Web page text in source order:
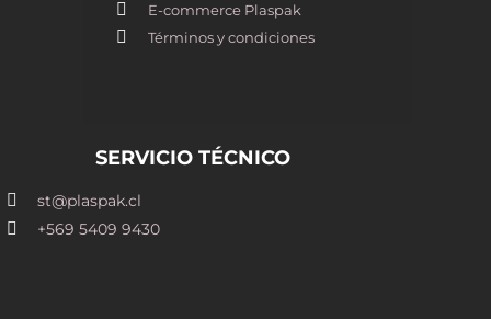
E-commerce Plaspak
Términos y condiciones
SERVICIO TÉCNICO
st@plaspak.cl
+569 5409 9430